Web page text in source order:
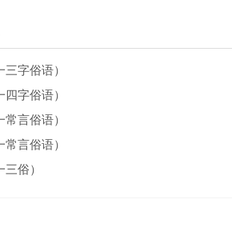
字俗语）
字俗语）
言俗语）
言俗语）
俗）